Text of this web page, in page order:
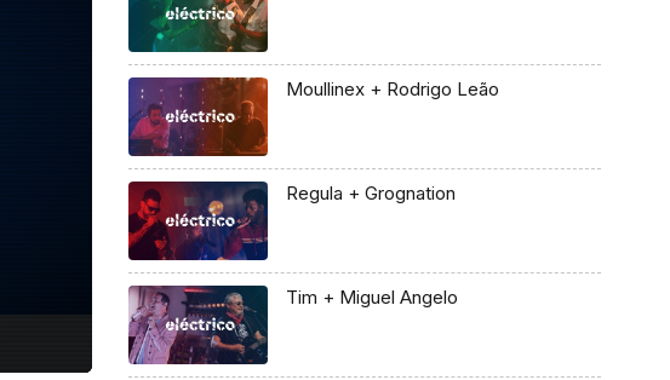
Moullinex + Rodrigo Leão
Regula + Grognation
Tim + Miguel Angelo